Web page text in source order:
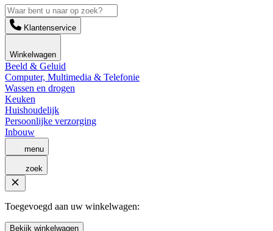
Klantenservice
Winkelwagen
Beeld & Geluid
Computer, Multimedia & Telefonie
Wassen en drogen
Keuken
Huishoudelijk
Persoonlijke verzorging
Inbouw
menu
zoek
Toegevoegd aan uw winkelwagen:
Bekijk winkelwagen